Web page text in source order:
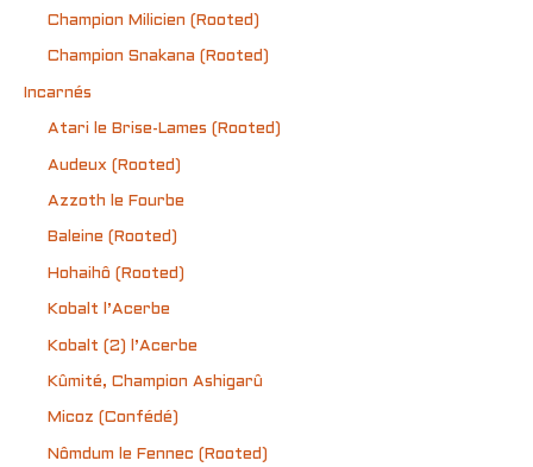
Champion Milicien (Rooted)
Champion Snakana (Rooted)
Incarnés
Atari le Brise-Lames (Rooted)
Audeux (Rooted)
Azzoth le Fourbe
Baleine (Rooted)
Hohaihô (Rooted)
Kobalt l’Acerbe
Kobalt (2) l’Acerbe
Kûmité, Champion Ashigarû
Micoz (Confédé)
Nômdum le Fennec (Rooted)